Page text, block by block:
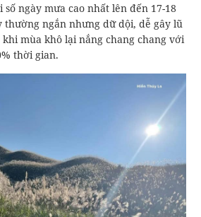
ngày mưa cao nhất lên đến 17-18
thường ngắn nhưng dữ dội, dễ gây lũ
mùa khô lại nắng chang chang với
thời gian.